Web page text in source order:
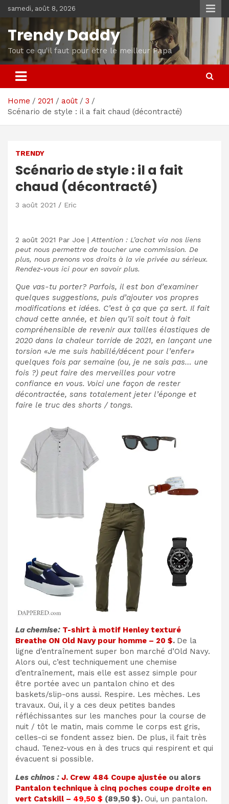
to
content
samedi, août 8, 2026
Trendy Daddy
Tout ce qu'il faut pour être le meilleur Papa
Home 2021 août
3
Scénario de style : il a fait chaud (décontracté)
TRENDY
Scénario de style : il a fait
chaud (décontracté)
3 août 2021 Eric
2 août 2021 Par Joe | Attention : L’achat via nos liens
peut nous permettre de toucher une commission. De
plus, nous prenons vos droits à la vie privée au sérieux.
Rendez-vous ici pour en savoir plus.
Que vas-tu porter? Parfois, il est bon d’examiner
quelques suggestions, puis d’ajouter vos propres
modifications et idées. C’est à ça que ça sert. Il fait
chaud cette année, et bien qu’il soit tout à fait
compréhensible de revenir aux tailles élastiques de
2020 dans la chaleur torride de 2021, en lançant une
torsion «Je me suis habillé/décent pour l’enfer»
quelques fois par semaine (ou, je ne sais pas… une
fois ?) peut faire des merveilles pour votre
confiance en vous. Voici une façon de rester
décontractée, sans totalement jeter l’éponge et
faire le truc des shorts / tongs.
La chemise: T-shirt à motif Henley texturé
Breathe ON Old Navy pour homme – 20 $. De la
ligne d’entraînement super bon marché d’Old Navy.
Alors oui, c’est techniquement une chemise
d’entraînement, mais elle est assez simple pour
être portée avec un pantalon chino et des
baskets/slip-ons aussi. Respire. Les mèches. Les
travaux. Oui, il y a ces deux petites bandes
réfléchissantes sur les manches pour la course de
nuit / tôt le matin, mais comme le corps est gris,
celles-ci se fondent assez bien. De plus, il fait très
chaud. Tenez-vous en à des trucs qui respirent et qui
évacuent si possible.
Les chinos : J. Crew 484 Coupe ajustée ou alors
Pantalon technique à cinq poches coupe droite en
vert Catskill – 49,50 $ (89,50 $). Oui, un pantalon.